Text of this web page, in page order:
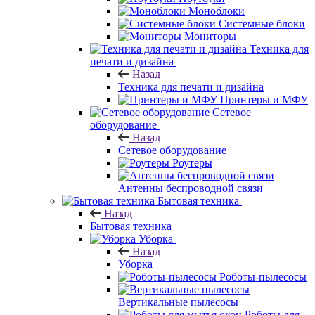
Моноблоки
Системные блоки
Мониторы
Техника для
печати и дизайна
Назад
Техника для печати и дизайна
Принтеры и МФУ
Сетевое
оборудование
Назад
Сетевое оборудование
Роутеры
Антенны беспроводной связи
Бытовая техника
Назад
Бытовая техника
Уборка
Назад
Уборка
Роботы-пылесосы
Вертикальные пылесосы